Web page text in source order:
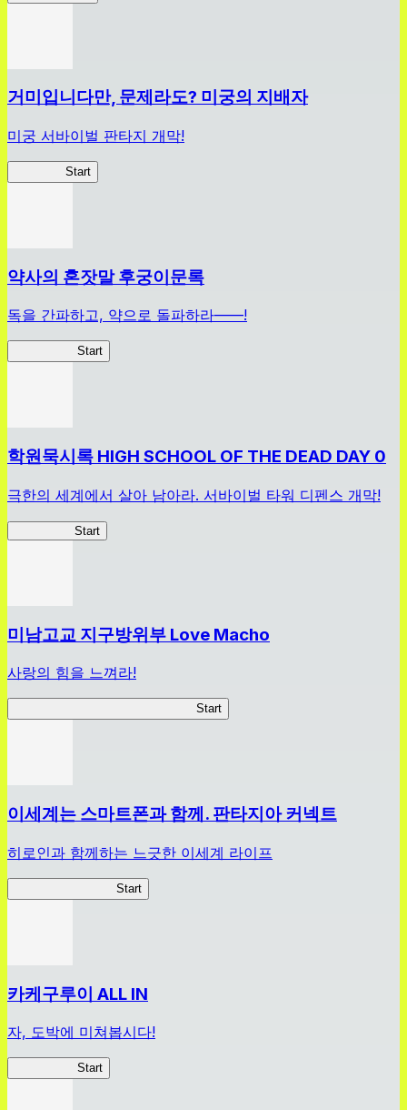
거미입니다만, 문제라도? 미궁의 지배자
미궁 서바이벌 판타지 개막!
Start
약사의 혼잣말 후궁이문록
독을 간파하고, 약으로 돌파하라——!
Start
학원묵시록 HIGH SCHOOL OF THE DEAD DAY 0
극한의 세계에서 살아 남아라. 서바이벌 타워 디펜스 개막!
Start
미남고교 지구방위부 Love Macho
사랑의 힘을 느껴라!
Start
이세계는 스마트폰과 함께. 판타지아 커넥트
히로인과 함께하는 느긋한 이세계 라이프
Start
카케구루이 ALL IN
자, 도박에 미쳐봅시다!
Start